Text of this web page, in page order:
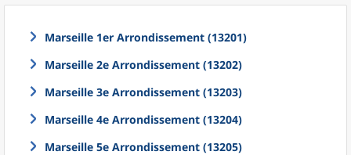
Marseille 1er Arrondissement (13201)
Marseille 2e Arrondissement (13202)
Marseille 3e Arrondissement (13203)
Marseille 4e Arrondissement (13204)
Marseille 5e Arrondissement (13205)